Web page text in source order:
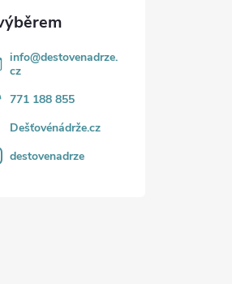
info@destovenadrze.
cz
771 188 855
Dešťovénádrže.cz
destovenadrze